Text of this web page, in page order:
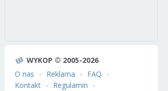
WYKOP © 2005-2026
O nas
Reklama
FAQ
Kontakt
Regulamin